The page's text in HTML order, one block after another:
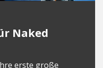
Naked
erste große